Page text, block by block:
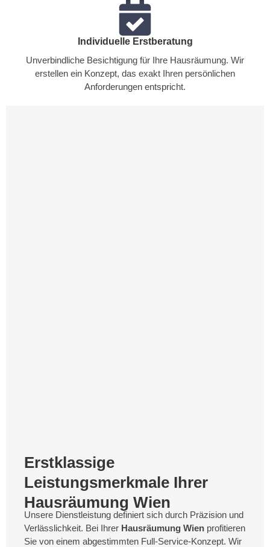
Individuelle Erstberatung
Unverbindliche Besichtigung für Ihre Hausräumung. Wir
erstellen ein Konzept, das exakt Ihren persönlichen
Anforderungen entspricht.
Erstklassige
Leistungsmerkmale Ihrer
Hausräumung Wien
Unsere Dienstleistung definiert sich durch Präzision und
Verlässlichkeit. Bei Ihrer Hausräumung Wien profitieren
Sie von einem abgestimmten Full-Service-Konzept. Wir